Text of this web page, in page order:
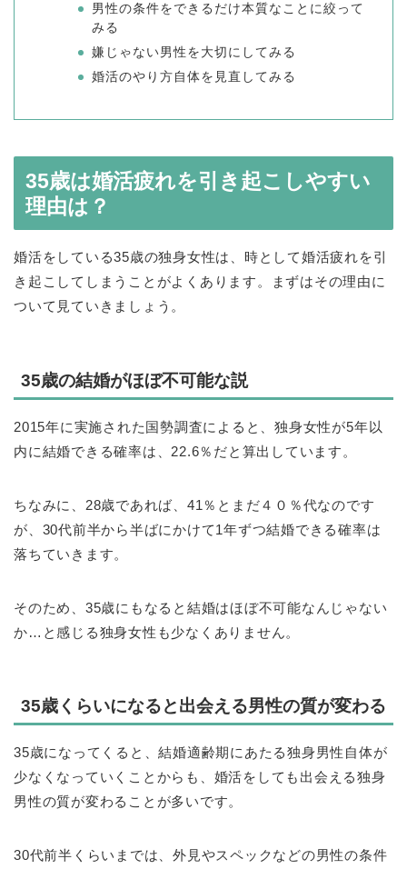
男性の条件をできるだけ本質なことに絞って
みる
嫌じゃない男性を大切にしてみる
婚活のやり方自体を見直してみる
35歳は婚活疲れを引き起こしやすい
理由は？
婚活をしている35歳の独身女性は、時として婚活疲れを引
き起こしてしまうことがよくあります。まずはその理由に
ついて見ていきましょう。
35歳の結婚がほぼ不可能な説
2015年に実施された国勢調査によると、独身女性が5年以
内に結婚できる確率は、22.6％だと算出しています。
ちなみに、28歳であれば、41％とまだ４０％代なのです
が、30代前半から半ばにかけて1年ずつ結婚できる確率は
落ちていきます。
そのため、35歳にもなると結婚はほぼ不可能なんじゃない
か…と感じる独身女性も少なくありません。
35歳くらいになると出会える男性の質が変わる
35歳になってくると、結婚適齢期にあたる独身男性自体が
少なくなっていくことからも、婚活をしても出会える独身
男性の質が変わることが多いです。
30代前半くらいまでは、外見やスペックなどの男性の条件